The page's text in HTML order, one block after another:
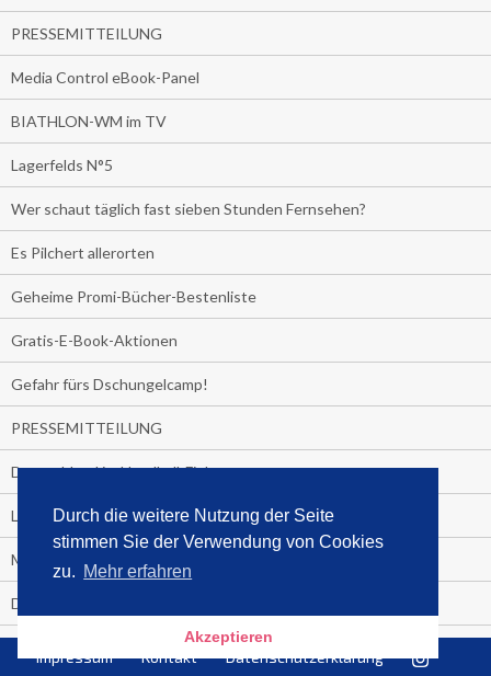
Durch die weitere Nutzung der Seite
stimmen Sie der Verwendung von Cookies
zu. Mehr erfahren
Akzeptieren
PRESSEMITTEILUNG
Media Control eBook-Panel
BIATHLON-WM im TV
Lagerfelds N°5
Wer schaut täglich fast sieben Stunden Fernsehen?
Es Pilchert allerorten
Geheime Promi-Bücher-Bestenliste
Gratis-E-Book-Aktionen
Gefahr fürs Dschungelcamp!
PRESSEMITTEILUNG
Deutschland im Handball-Fieber
Libri und Media Control verlängern Vertrag langfristig
Medienquiz:
Deutschlands Jahrescharts 2018
Die TV-Quotenkönige 2018
Impressum Kontakt Datenschutzerklärung